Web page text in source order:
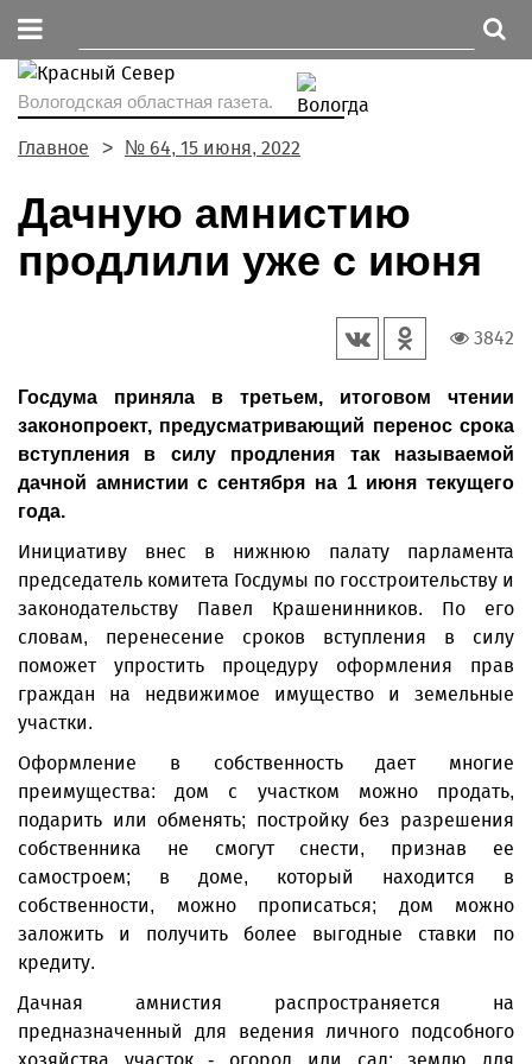
Вологодская областная газета.
Главное № 64, 15 июня, 2022
Дачную амнистию
продлили уже с июня
3842
Госдума приняла в третьем, итоговом чтении
законопроект, предусматривающий перенос срока
вступления в силу продления так называемой
дачной амнистии с сентября на 1 июня текущего
года.
Инициативу внес в нижнюю палату парламента
председатель комитета Госдумы по госстроительству и
законодательству Павел Крашенинников. По его
словам, перенесение сроков вступления в силу
поможет упростить процедуру оформления прав
граждан на недвижимое имущество и земельные
участки.
Оформление в собственность дает многие
преимущества: дом с участком можно продать,
подарить или обменять; постройку без разрешения
собственника не смогут снести, признав ее
самостроем; в доме, который находится в
собственности, можно прописаться; дом можно
заложить и получить более выгодные ставки по
кредиту.
Дачная амнистия распространяется на
предназначенный для ведения личного подсобного